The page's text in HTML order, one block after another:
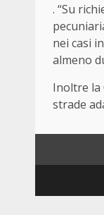
. “Su
nei casi
almeno
Inoltre la
strade